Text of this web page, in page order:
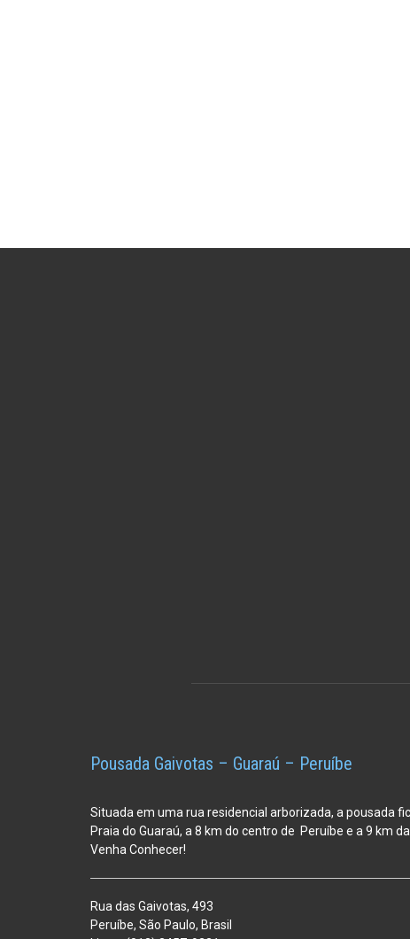
Pousada Gaivotas – Guaraú – Peruíbe
Situada em uma rua residencial arborizada, a pousada
Praia do Guaraú, a 8 km do centro de Peruíbe e a 9 km
Venha Conhecer!
Rua das Gaivotas, 493
Peruíbe, São Paulo, Brasil